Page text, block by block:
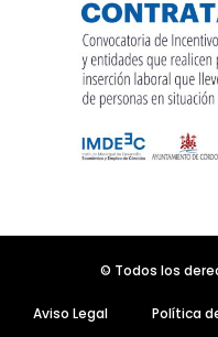
© Todos los
Aviso Legal Política